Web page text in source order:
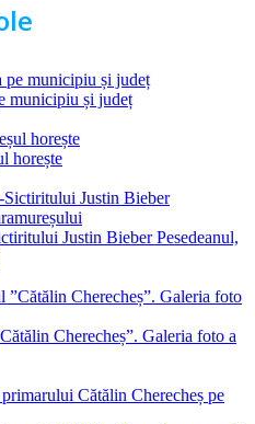
municipiu și județ
horește
Justin Bieber Pesedeanul,
Cherecheș”. Galeria foto a